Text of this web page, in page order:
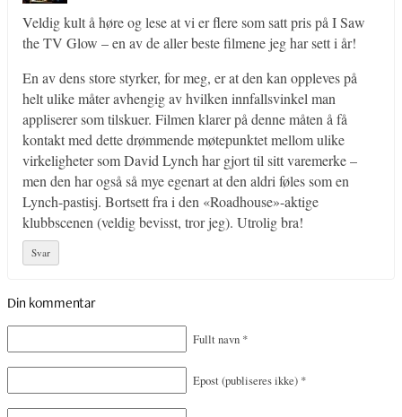
Veldig kult å høre og lese at vi er flere som satt pris på I Saw
the TV Glow – en av de aller beste filmene jeg har sett i år!
En av dens store styrker, for meg, er at den kan oppleves på
helt ulike måter avhengig av hvilken innfallsvinkel man
appliserer som tilskuer. Filmen klarer på denne måten å få
kontakt med dette drømmende møtepunktet mellom ulike
virkeligheter som David Lynch har gjort til sitt varemerke –
men den har også så mye egenart at den aldri føles som en
Lynch-pastisj. Bortsett fra i den «Roadhouse»-aktige
klubbscenen (veldig bevisst, tror jeg). Utrolig bra!
Svar
Din kommentar
Fullt navn *
Epost(publiseres ikke) *